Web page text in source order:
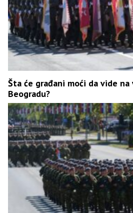
Šta će građani moći da vide na
Beogradu?